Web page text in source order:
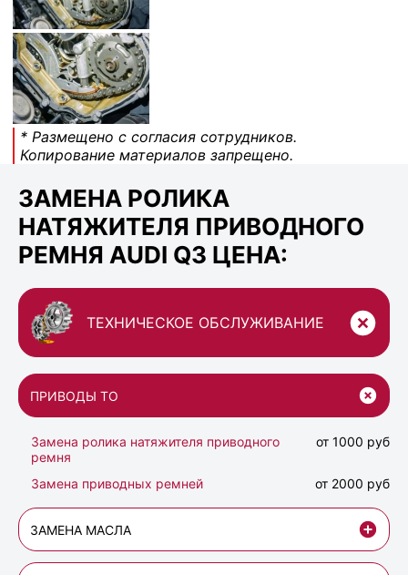
* Размещено с согласия сотрудников.
Копирование материалов запрещено.
ЗАМЕНА РОЛИКА
НАТЯЖИТЕЛЯ ПРИВОДНОГО
РЕМНЯ AUDI Q3 ЦЕНА:
ТЕХНИЧЕСКОЕ ОБСЛУЖИВАНИЕ
ПРИВОДЫ ТО
Замена ролика натяжителя приводного
ремня
от 1000 руб
Замена приводных ремней от 2000 руб
ЗАМЕНА МАСЛА